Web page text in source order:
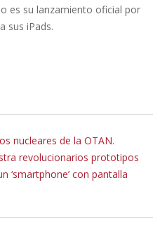
es su lanzamiento oficial por
sus iPads.
nucleares de la OTAN.
revolucionarios prototipos
‘smartphone’ con pantalla